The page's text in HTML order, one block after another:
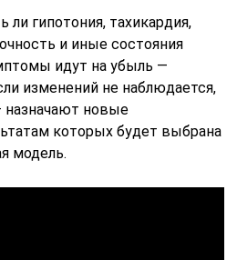
ли гипотония, тахикардия,
и иные состояния
идут на убыль —
изменений не наблюдается,
назначают новые
которых будет выбрана
модель.